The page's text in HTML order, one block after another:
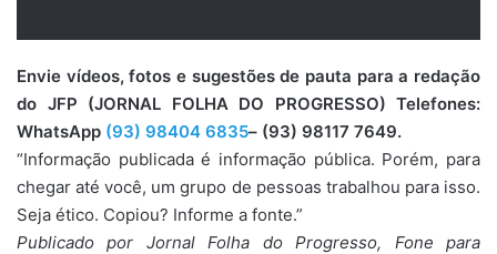
Envie vídeos, fotos e sugestões de pauta para a redação
do JFP (JORNAL FOLHA DO PROGRESSO) Telefones:
WhatsApp (93) 98404 6835– (93) 98117 7649.
“Informação publicada é informação pública. Porém, para
chegar até você, um grupo de pessoas trabalhou para isso.
Seja ético. Copiou? Informe a fonte.”
Publicado por Jornal Folha do Progresso, Fone para